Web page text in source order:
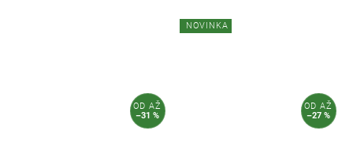
ODAŽ
–31 %
NOVINKA
ODAŽ
–27 %